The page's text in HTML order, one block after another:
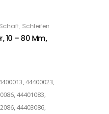
, Schleifen
10 – 80 Mm,
44400023,
44401083,
44403086,